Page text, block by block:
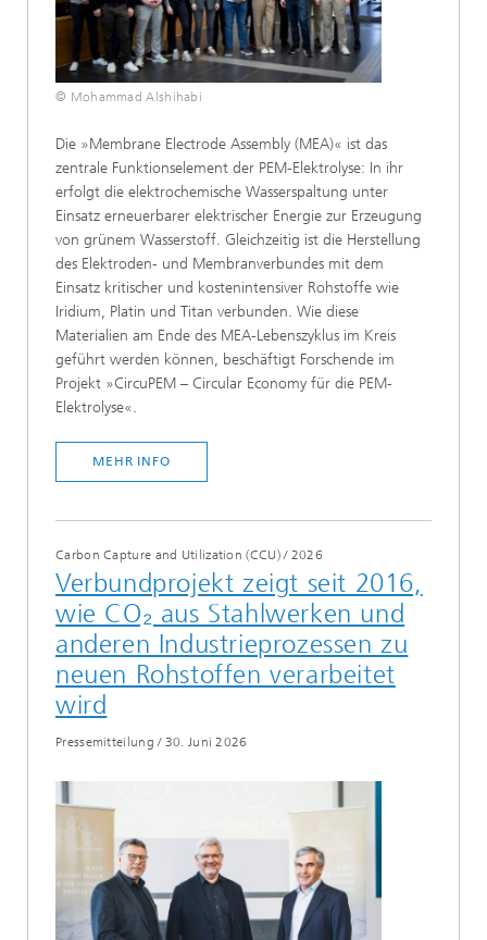
© Mohammad Alshihabi
Die »Membrane Electrode Assembly (MEA)« ist das
zentrale Funktionselement der PEM-Elektrolyse: In ihr
erfolgt die elektrochemische Wasserspaltung unter
Einsatz erneuerbarer elektrischer Energie zur Erzeugung
von grünem Wasserstoff. Gleichzeitig ist die Herstellung
des Elektroden- und Membranverbundes mit dem
Einsatz kritischer und kostenintensiver Rohstoffe wie
Iridium, Platin und Titan verbunden. Wie diese
Materialien am Ende des MEA-Lebenszyklus im Kreis
geführt werden können, beschäftigt Forschende im
Projekt »CircuPEM – Circular Economy für die PEM-
Elektrolyse«.
MEHR INFO
Carbon Capture and Utilization (CCU)/ 2026
Verbundprojekt zeigt seit 2016,
wie CO₂ aus Stahlwerken und
anderen Industrieprozessen zu
neuen Rohstoffen verarbeitet
wird
Pressemitteilung / 30. Juni 2026